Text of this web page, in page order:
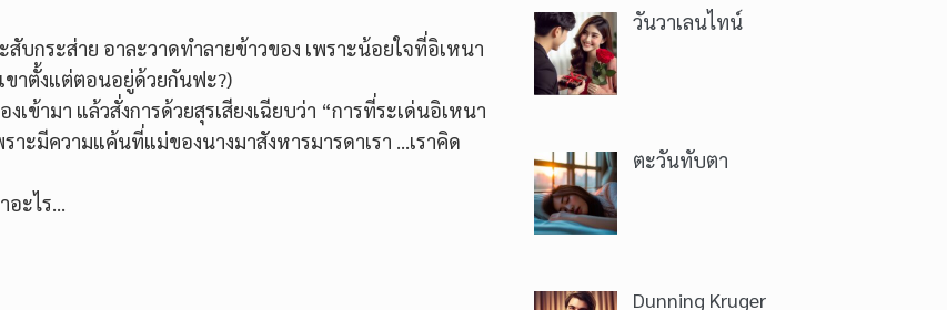
บกระส่าย อาละวาดทำลายข้าวของ เพราะน้อยใจที่อิเหนา
ขาตั้งแต่ตอนอยู่ด้วยกันฟะ?)
ข้ามา แล้วสั่งการด้วยสุรเสียงเฉียบว่า “การที่ระเด่นอิเหนา
าะมีความแค้นที่แม่ของนางมาสังหารมารดาเรา …เราคิด
อะไร…
วันวาเลนไทน์
ตะวันทับตา
Dunning Kruger